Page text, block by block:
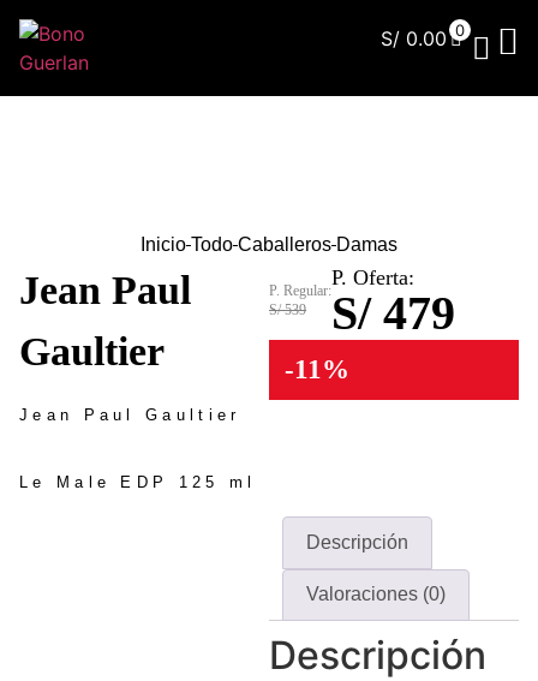
S/ 0.00 0
Inicio Todo Caballeros Damas
Jean Paul
Gaultier
Jean Paul Gaultier
Le Male EDP 125 ml
P. Regular:
S/ 539
P. Oferta:
S/ 479
-11%
Descripción
Valoraciones (0)
Descripción